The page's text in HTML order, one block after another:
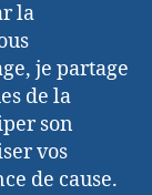
la
je partage
de la
son
vos
de cause.